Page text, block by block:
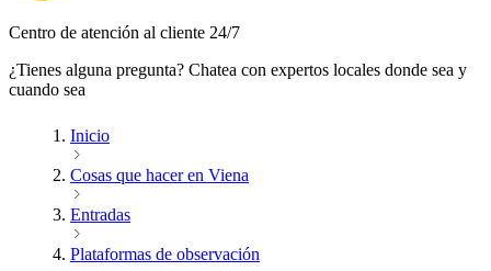
Centro de atención al cliente 24/7
¿Tienes alguna pregunta? Chatea con expertos locales donde sea y
cuando sea
Inicio
Cosas que hacer en Viena
Entradas
Plataformas de observación